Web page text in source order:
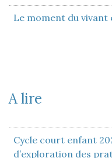
Le moment du
A lire
Cycle court enfant
d’exploration des